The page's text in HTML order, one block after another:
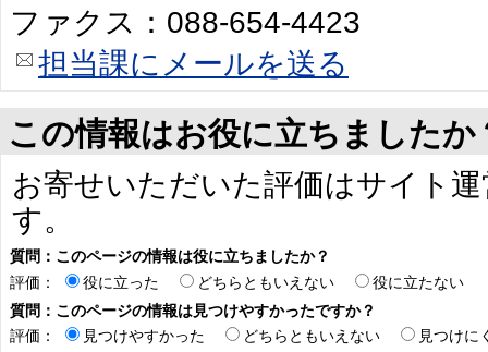
ファクス：088-654-4423
担当課にメールを送る
この情報はお役に立ちましたか
お寄せいただいた評価はサイト
す。
質問：このページの情報は役に立ちましたか？
評価：
役に立った どちらともいえない
役に立たない
質問：このページの情報は見つけやすかったですか？
評価：
見つけやすかった どちらともいえない 見つけに